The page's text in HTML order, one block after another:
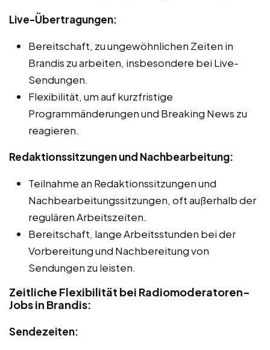
Live-Übertragungen:
Bereitschaft, zu ungewöhnlichen Zeiten in
Brandis zu arbeiten, insbesondere bei Live-
Sendungen.
Flexibilität, um auf kurzfristige
Programmänderungen und Breaking News zu
reagieren.
Redaktionssitzungen und Nachbearbeitung:
Teilnahme an Redaktionssitzungen und
Nachbearbeitungssitzungen, oft außerhalb der
regulären Arbeitszeiten.
Bereitschaft, lange Arbeitsstunden bei der
Vorbereitung und Nachbereitung von
Sendungen zu leisten.
Zeitliche Flexibilität bei Radiomoderatoren-
Jobs in Brandis:
Sendezeiten: